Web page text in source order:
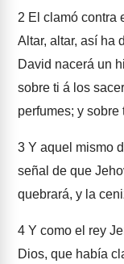
2 El clamó contra
Altar, altar, así ha
David nacerá un
sobre ti á los
perfumes; y
3 Y aquel mismo
señal de que
quebrará, y la
4 Y como el rey
Dios, que había